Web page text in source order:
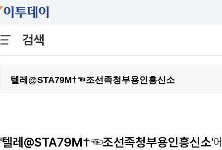
검색
'텔레@STA79M†☜조선족청부용인흥신소'